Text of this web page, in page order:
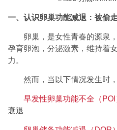
一、认识卵巢功能减退：被偷
卵巢，是女性青春的源泉
孕育卵泡，分泌激素，维持着
力。
然而，当以下情况发生时
早发性卵巢功能不全（POI
衰退